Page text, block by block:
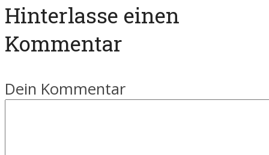
Hinterlasse einen
Kommentar
Dein Kommentar